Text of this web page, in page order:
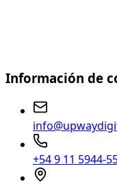
Información de
+54 9 11 5944-